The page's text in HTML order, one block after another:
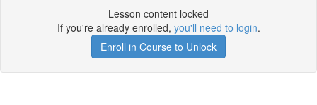
Lesson content locked
If you're already enrolled, you'll need to login.
Enroll in Course to Unlock